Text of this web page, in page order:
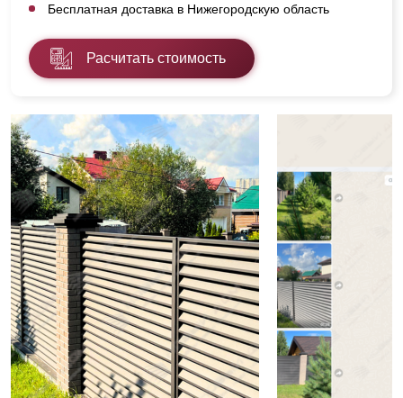
Бесплатная доставка в Нижегородскую область
Расчитать стоимость